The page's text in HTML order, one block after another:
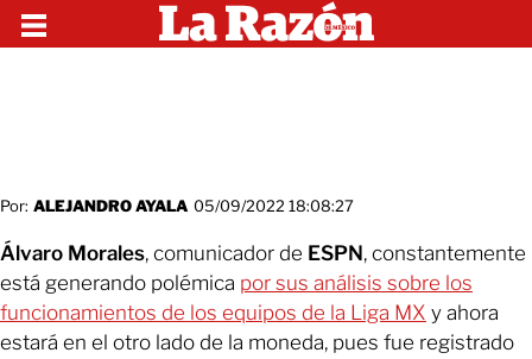
Por: ALEJANDRO AYALA 05/09/2022 18:08:27
Álvaro Morales, comunicador de ESPN, constantemente
está generando polémica por sus análisis sobre los
funcionamientos de los equipos de la Liga MX y ahora
estará en el otro lado de la moneda, pues fue registrado